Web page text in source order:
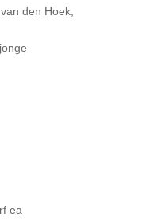
den Hoek,
ea